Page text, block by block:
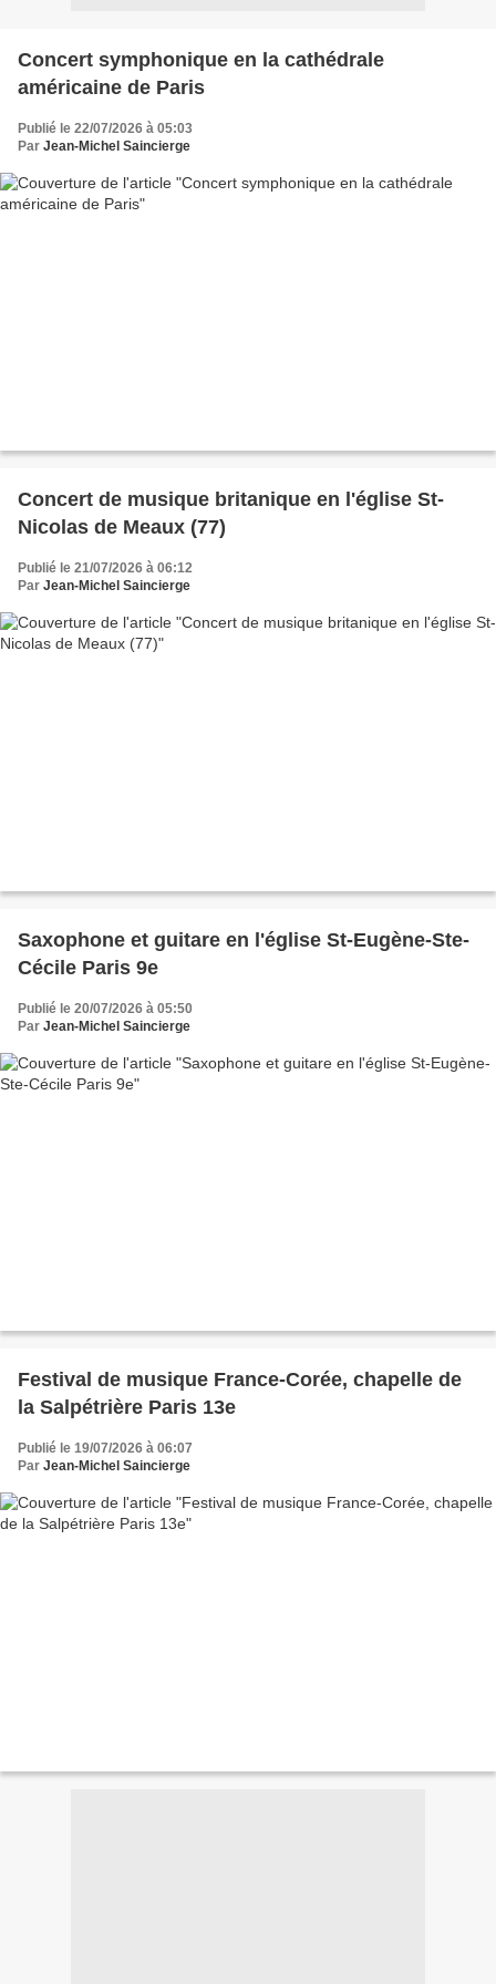
Concert symphonique en la cathédrale
américaine de Paris
Publié le 22/07/2026 à 05:03
Par Jean-Michel Saincierge
Concert de musique britanique en l'église St-
Nicolas de Meaux (77)
Publié le 21/07/2026 à 06:12
Par Jean-Michel Saincierge
Saxophone et guitare en l'église St-Eugène-Ste-
Cécile Paris 9e
Publié le 20/07/2026 à 05:50
Par Jean-Michel Saincierge
Festival de musique France-Corée, chapelle de
la Salpétrière Paris 13e
Publié le 19/07/2026 à 06:07
Par Jean-Michel Saincierge